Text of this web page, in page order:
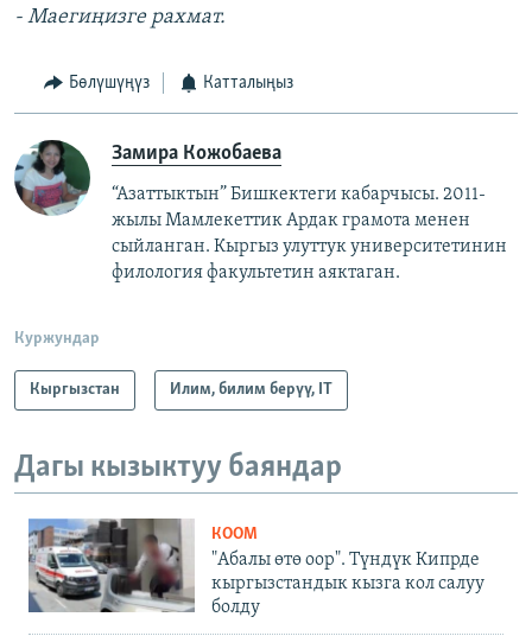
- Маегиңизге рахмат.
Бөлүшүңүз Катталыңыз
Замира Кожобаева
“Азаттыктын” Бишкектеги кабарчысы. 2011-
жылы Мамлекеттик Ардак грамота менен
сыйланган. Кыргыз улуттук университетинин
филология факультетин аяктаган.
Куржундар
Кыргызстан Илим, билим берүү, IT
Дагы кызыктуу баяндар
КООМ
"Абалы өтө оор". Түндүк Кипрде
кыргызстандык кызга кол салуу
болду